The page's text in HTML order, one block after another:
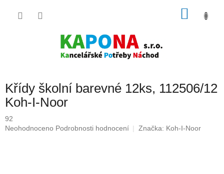
Křídy školní barevné 12ks, 112506/12
Koh-I-Noor
92
Průměrné
Neohodnoceno Podrobnosti hodnocení Značka: Koh-I-Noor